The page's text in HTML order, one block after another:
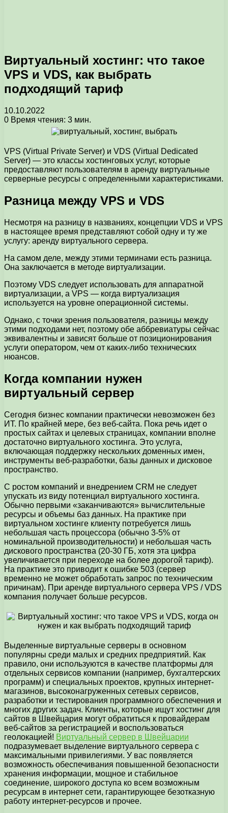
Виртуальный хостинг: что такое
VPS и VDS, как выбрать
подходящий тариф
10.10.2022
0 Время чтения: 3 мин.
VPS (Virtual Private Server) и VDS (Virtual Dedicated
Server) — это классы хостинговых услуг, которые
предоставляют пользователям в аренду виртуальные
серверные ресурсы с определенными характеристиками.
Разница между VPS и VDS
Несмотря на разницу в названиях, концепции VDS и VPS
в настоящее время представляют собой одну и ту же
услугу: аренду виртуального сервера.
На самом деле, между этими терминами есть разница.
Она заключается в методе виртуализации.
Поэтому VDS следует использовать для аппаратной
виртуализации, а VPS — когда виртуализация
используется на уровне операционной системы.
Однако, с точки зрения пользователя, разницы между
этими подходами нет, поэтому обе аббревиатуры сейчас
эквивалентны и зависят больше от позиционирования
услуги оператором, чем от каких-либо технических
нюансов.
Когда компании нужен
виртуальный сервер
Сегодня бизнес компании практически невозможен без
ИТ. По крайней мере, без веб-сайта. Пока речь идет о
простых сайтах и целевых страницах, компании вполне
достаточно виртуального хостинга. Это услуга,
включающая поддержку нескольких доменных имен,
инструменты веб-разработки, базы данных и дисковое
пространство.
С ростом компаний и внедрением CRM не следует
упускать из виду потенциал виртуального хостинга.
Обычно первыми «заканчиваются» вычислительные
ресурсы и объемы баз данных. На практике при
виртуальном хостинге клиенту потребуется лишь
небольшая часть процессора (обычно 3-5% от
номинальной производительности) и небольшая часть
дискового пространства (20-30 ГБ, хотя эта цифра
увеличивается при переходе на более дорогой тариф).
На практике это приводит к ошибке 503 (сервер
временно не может обработать запрос по техническим
причинам). При аренде виртуального сервера VPS / VDS
компания получает больше ресурсов.
Выделенные виртуальные серверы в основном
популярны среди малых и средних предприятий. Как
правило, они используются в качестве платформы для
отдельных сервисов компании (например, бухгалтерских
программ) и специальных проектов, крупных интернет-
магазинов, высоконагруженных сетевых сервисов,
разработки и тестирования программного обеспечения и
многих других задач. Клиенты, которые ищут хостинг для
сайтов в Швейцария могут обратиться к провайдерам
веб-сайтов за регистрацией и воспользоваться
геолокацией! Виртуальный сервер в Швейцарии
подразумевает выделение виртуального сервера с
максимальными привилегиями. У вас появляется
возможность обеспечивания повышенной безопасности
хранения информации, мощное и стабильное
соединение, широкого доступа ко всем возможным
ресурсам в интернет сети, гарантирующее безотказную
работу интернет-ресурсов и прочее.